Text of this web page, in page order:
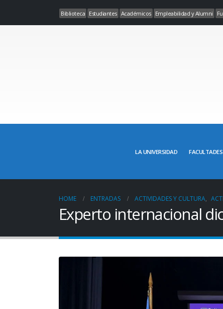
Biblioteca Estudiantes Académicos Empleabilidad y Alumni
LA UNIVERSIDAD FACULTADES
HOME ENTRADAS ACTIVIDADES Y CULTURA,
Experto internacional